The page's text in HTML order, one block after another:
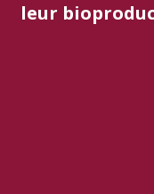
leur